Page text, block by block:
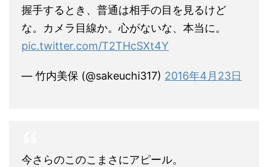
握手するとき、普通は相手の目を見るけど
な。カメラ目線か。心がないな、本当に。
pic.twitter.com/T2THcSXt4Y
— 竹内美保 (@sakeuchi317) 2016年4月23日
今さらのこのこまさにアピール。